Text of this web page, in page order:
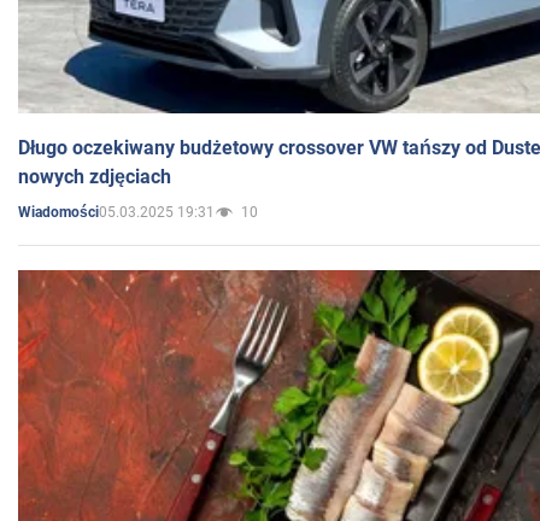
Długo oczekiwany budżetowy crossover VW tańszy od
nowych zdjęciach
Wiadomości05.03.2025 19:31 10